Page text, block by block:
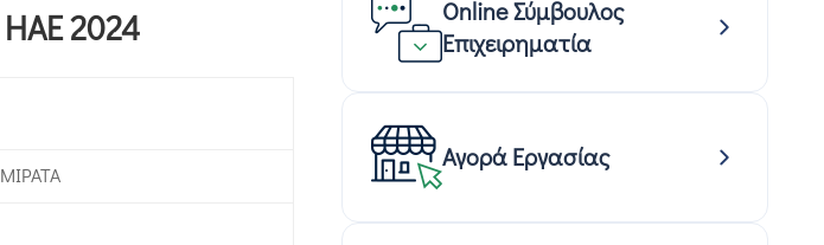
2024
Online Σύμβουλος
Επιχειρηματία
Αγορά Εργασίας